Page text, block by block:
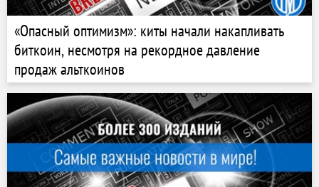
«Опасный оптимизм»: киты начали накапливать
биткоин, несмотря на рекордное давление
продаж альткоинов